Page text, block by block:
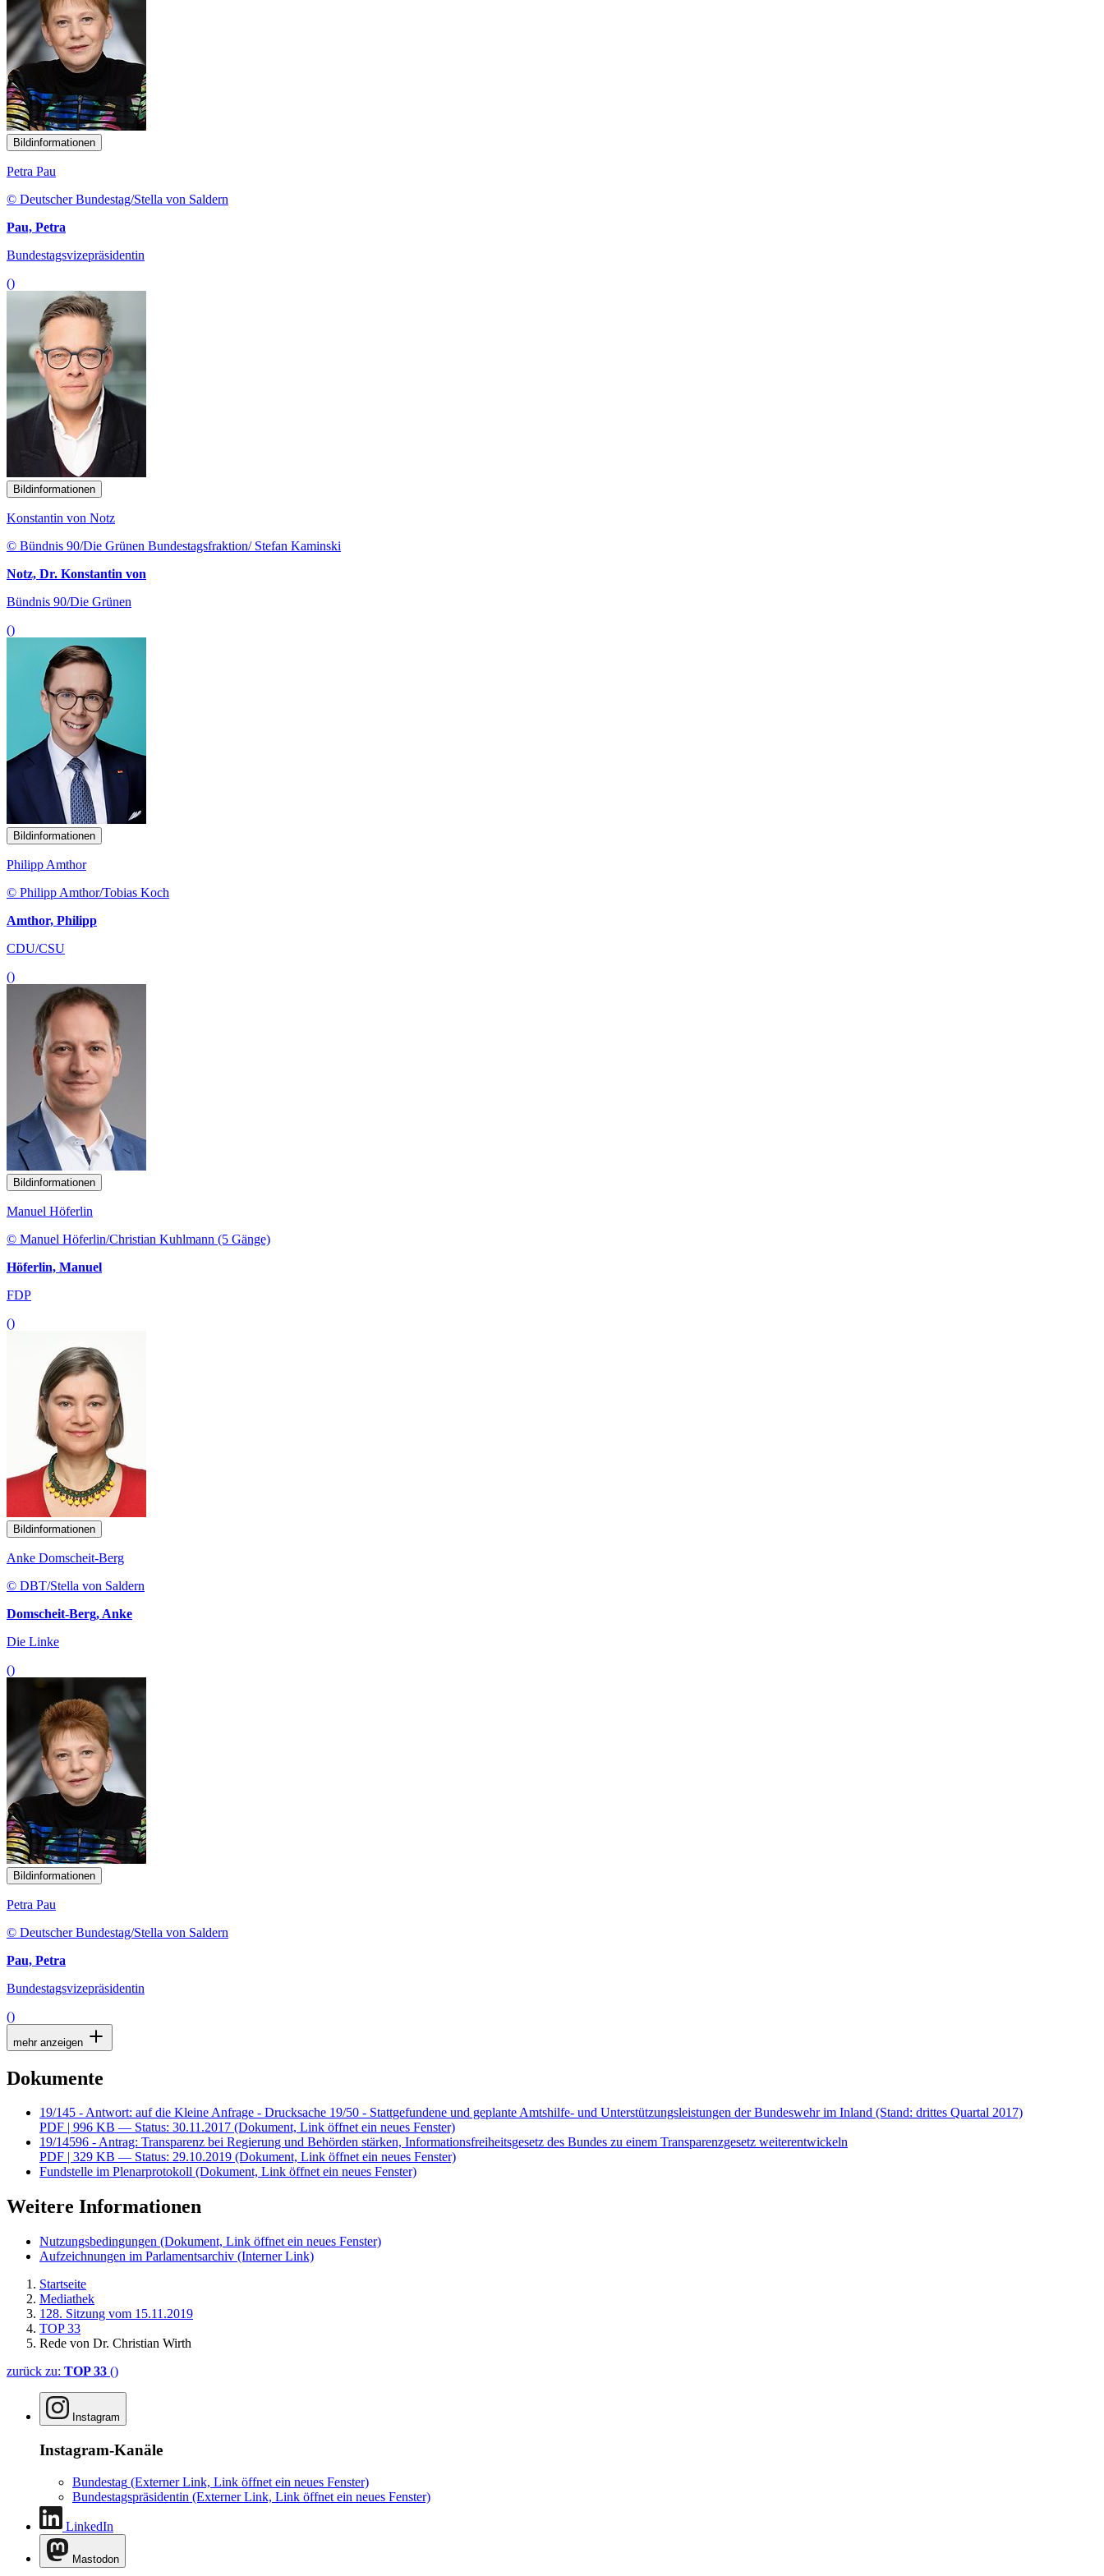
Bildinformationen
Petra Pau
© Deutscher Bundestag/Stella von Saldern
Pau, Petra
Bundestagsvizepräsidentin
()
Bildinformationen
Konstantin von Notz
© Bündnis 90/Die Grünen Bundestagsfraktion/ Stefan Kaminski
Notz, Dr. Konstantin von
Bündnis 90/Die Grünen
()
Bildinformationen
Philipp Amthor
© Philipp Amthor/Tobias Koch
Amthor, Philipp
CDU/CSU
()
Bildinformationen
Manuel Höferlin
© Manuel Höferlin/Christian Kuhlmann (5 Gänge)
Höferlin, Manuel
FDP
()
Bildinformationen
Anke Domscheit-Berg
© DBT/Stella von Saldern
Domscheit-Berg, Anke
Die Linke
()
Bildinformationen
Petra Pau
© Deutscher Bundestag/Stella von Saldern
Pau, Petra
Bundestagsvizepräsidentin
()
mehr anzeigen
Dokumente
19/145 - Antwort: auf die Kleine Anfrage - Drucksache 19/50 - Stattgefundene und geplante Amtshilfe- und Unterstützungsleistungen der Bundeswehr im Inland (Stand: drittes Quartal 2017)
PDF | 996 KB — Status: 30.11.2017 (Dokument, Link öffnet ein neues Fenster)
19/14596 - Antrag: Transparenz bei Regierung und Behörden stärken, Informationsfreiheitsgesetz des Bundes zu einem Transparenzgesetz weiterentwickeln
PDF | 329 KB — Status: 29.10.2019 (Dokument, Link öffnet ein neues Fenster)
Fundstelle im Plenarprotokoll (Dokument, Link öffnet ein neues Fenster)
Weitere Informationen
Nutzungsbedingungen (Dokument, Link öffnet ein neues Fenster)
Aufzeichnungen im Parlamentsarchiv (Interner Link)
Startseite
Mediathek
128. Sitzung vom 15.11.2019
TOP 33
Rede von Dr. Christian Wirth
zurück zu: TOP 33 ()
Instagram
Instagram-Kanäle
Bundestag (Externer Link, Link öffnet ein neues Fenster)
Bundestagspräsidentin (Externer Link, Link öffnet ein neues Fenster)
LinkedIn
Mastodon